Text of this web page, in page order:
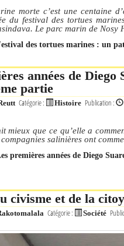
morte c’est une centaine
du festival des tortues
Le parc marin de Nosy
des tortues marines : un
années de Diego
partie
Catégorie : Histoire Publication :
mieux que ce qu’elle a
salinières ont
premières années de Diego
civisme et de la
Catégorie : Société